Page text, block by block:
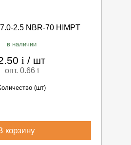
2.5 NBR-70 HIMPT
в наличии
i / шт
опт. 0.66 i
(шт)
корзину